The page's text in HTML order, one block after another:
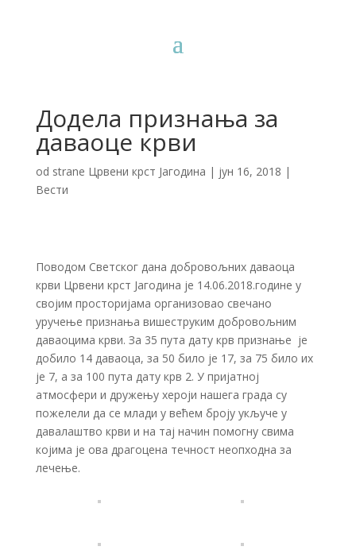
Додела признања за
даваоце крви
od strane Црвени крст Јагодина | јун 16, 2018 |
Вести
Поводом Светског дана добровољних даваоца
крви Црвени крст Јагодина је 14.06.2018.године у
својим просторијама организовао свечано
уручење признања вишеструким добровољним
даваоцима крви. За 35 пута дату крв признање је
добило 14 даваоца, за 50 било је 17, за 75 било их
је 7, а за 100 пута дату крв 2. У пријатној
атмосфери и дружењу хероји нашега града су
пожелели да се млади у већем броју укључе у
давалаштво крви и на тај начин помогну свима
којима је ова драгоцена течност неопходна за
лечење.